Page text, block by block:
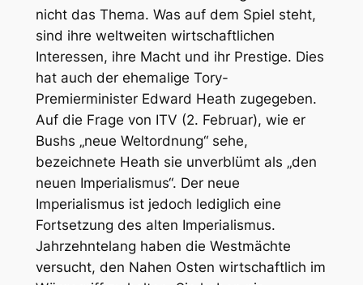
nicht das Thema. Was auf dem Spiel steht,
sind ihre weltweiten wirtschaftlichen
Interessen, ihre Macht und ihr Prestige. Dies
hat auch der ehemalige Tory-
Premierminister Edward Heath zugegeben.
Auf die Frage von ITV (2. Februar), wie er
Bushs „neue Weltordnung“ sehe,
bezeichnete Heath sie unverblümt als „den
neuen Imperialismus“. Der neue
Imperialismus ist jedoch lediglich eine
Fortsetzung des alten Imperialismus.
Jahrzehntelang haben die Westmächte
versucht, den Nahen Osten wirtschaftlich im